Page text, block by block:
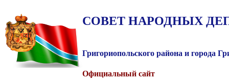
СОВЕТ НАРОДНЫХ
Григориопольского района и города
Официальный сайт